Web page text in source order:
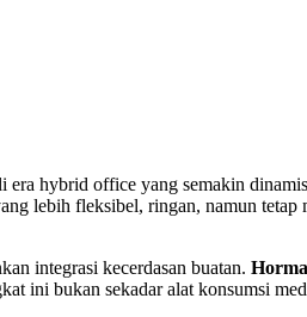
hybrid office yang semakin
lebih fleksibel, ringan, namun
integrasi kecerdasan buatan.
ini bukan sekadar alat konsumsi